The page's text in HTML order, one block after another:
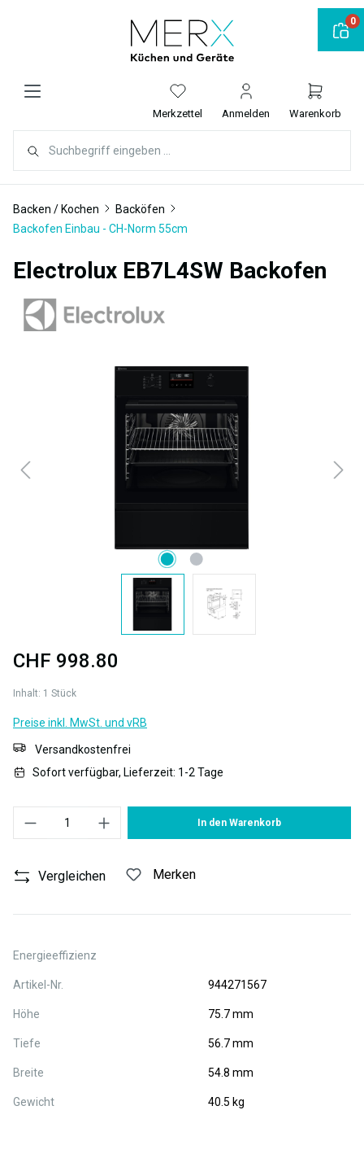
Merkzettel Anmelden Warenkorb
Backen / Kochen
Backöfen
Backofen Einbau - CH-Norm 55cm
Electrolux EB7L4SW Backofen
Bildergalerie überspringen
CHF 998.80
Inhalt: 1 Stück
Preise inkl. MwSt. und vRB
Versandkostenfrei
Sofort verfügbar, Lieferzeit: 1-2 Tage
In den Warenkorb
Vergleichen Merken
Energieeffizienz
Artikel-Nr. 944271567
Höhe 75.7 mm
Tiefe 56.7 mm
Breite 54.8 mm
Gewicht 40.5 kg
0